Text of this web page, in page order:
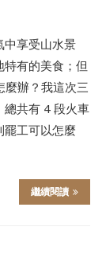
中享受山水景
有的美食；但
麼辦？我這次三
總共有 4 段火車
工可以怎麼
繼續閱讀